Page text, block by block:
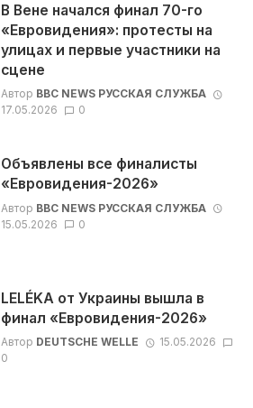
В Вене начался финал 70-го
«Евровидения»: протесты на
улицах и первые участники на
сцене
Автор BBC NEWS РУССКАЯ СЛУЖБА
17.05.2026
0
Объявлены все финалисты
«Евровидения-2026»
Автор BBC NEWS РУССКАЯ СЛУЖБА
15.05.2026
0
LELÉKA от Украины вышла в
финал «Евровидения-2026»
Автор DEUTSCHE WELLE
15.05.2026
0